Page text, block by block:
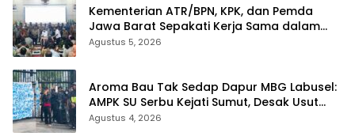
Kementerian ATR/BPN, KPK, dan Pemda
Jawa Barat Sepakati Kerja Sama dalam
Upaya Pencegahan Korupsi serta
Agustus 5, 2026
Aroma Bau Tak Sedap Dapur MBG Labusel:
AMPK SU Serbu Kejati Sumut, Desak Usut
Dugaan Pungli dan Dapur Ilegal
Agustus 4, 2026